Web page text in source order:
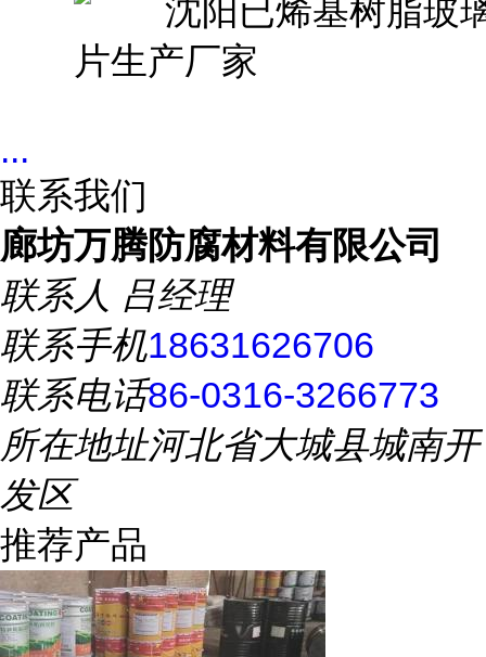
...
联系我们
廊坊万腾防腐材料有限公司
联系人 吕经理
联系手机18631626706
联系电话86-0316-3266773
所在地址河北省大城县城南开
发区
推荐产品